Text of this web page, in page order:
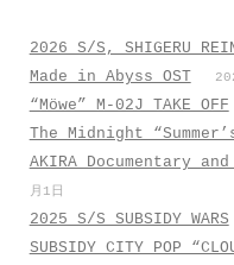
2026 S/S, SHIGERU
Made in Abyss OST
“Möwe” M-02J TAKE OFF
The Midnight
AKIRA Documentary
月1日
2025 S/S SUBSIDY WARS
SUBSIDY CITY POP